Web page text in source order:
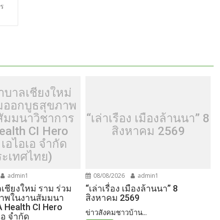
บาลเชียงใหม่
ออกบูธสุขภาพ
มมนาวิชาการ
CI Hero
อไอเอ จำกัด
เทศไทย)
admin1
ชียงใหม่ ราม ร่วม
พในงานสัมมนา
Health CI Hero
จำกัด
“เล่าเรื่อง เมืองล้านนา” 8
สิงหาคม 2569
08/08/2026 admin1
“เล่าเรื่อง เมืองล้านนา” 8
สิงหาคม 2569
ข่าวสังคมชาวบ้าน...